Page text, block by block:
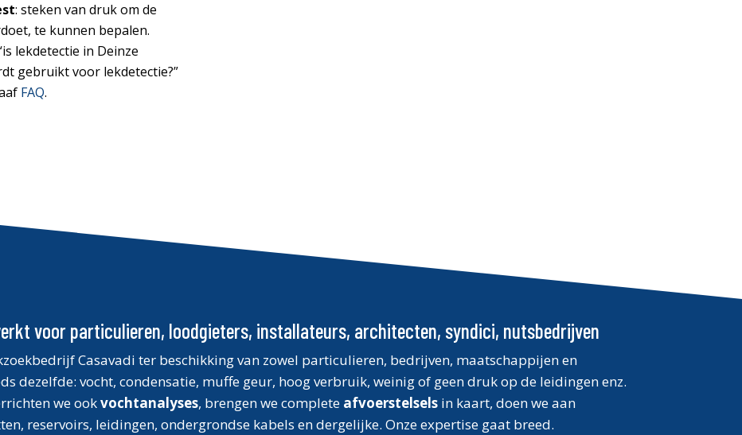
: steken van druk om de
te kunnen bepalen.
lekdetectie in Deinze
gebruikt voor lekdetectie?”
FAQ.
voor particulieren, loodgieters, installateurs, architecten, syndici, nutsbedrijven
Casavadi ter beschikking van zowel particulieren, bedrijven, maatschappijen en
dezelfde: vocht, condensatie, muffe geur, hoog verbruik, weinig of geen druk op de leidingen enz.
we ookvochtanalyses, brengen we complete afvoerstelsels in kaart, doen we aan
reservoirs, leidingen, ondergrondse kabels en dergelijke. Onze expertise gaat breed.